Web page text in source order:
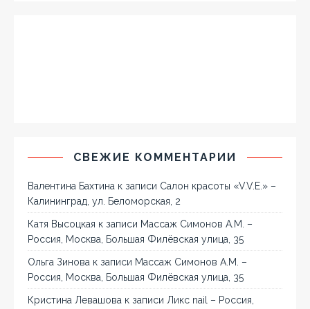
СВЕЖИЕ КОММЕНТАРИИ
Валентина Бахтина к записи Салон красоты «V.V.E.» –
Калининград, ул. Беломорская, 2
Катя Высоцкая к записи Массаж Симонов А.М. –
Россия, Москва, Большая Филёвская улица, 35
Ольга Зинова к записи Массаж Симонов А.М. –
Россия, Москва, Большая Филёвская улица, 35
Кристина Левашова к записи Ликс nail – Россия,